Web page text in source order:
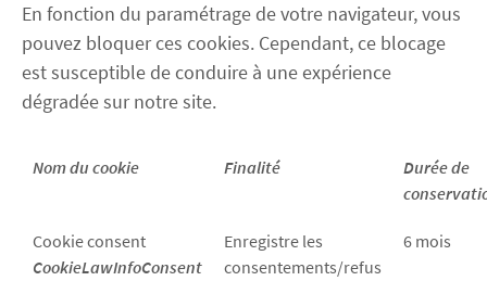
En fonction du paramétrage de votre navigateur, vous
pouvez bloquer ces cookies. Cependant, ce blocage
est susceptible de conduire à une expérience
dégradée sur notre site.
Nom du cookie Finalité
Durée de
Cookie consent
CookieLawInfoConsent
Enregistre les
consentements/refus
6 mois